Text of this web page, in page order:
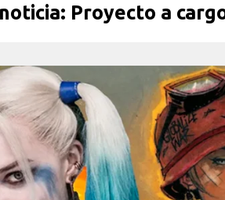
Proyecto a